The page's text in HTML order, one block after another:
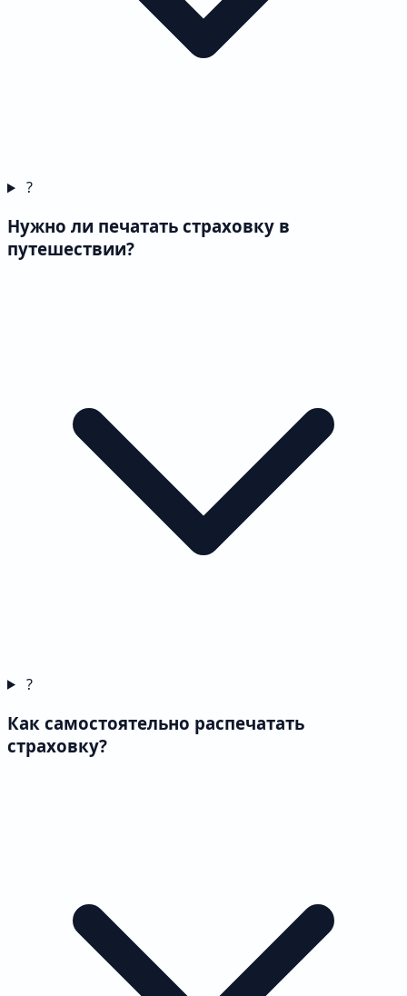
?
Нужно ли печатать страховку в
путешествии?
?
Как самостоятельно распечатать
страховку?